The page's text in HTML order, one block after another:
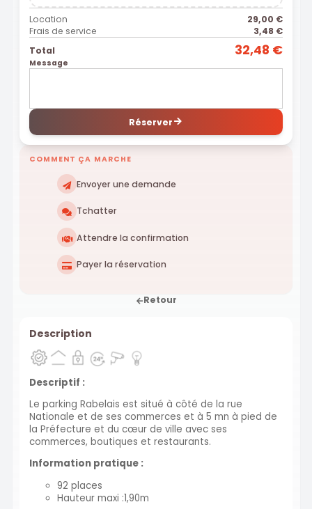
Location
29,00 €
Frais de service
3,48 €
Total
32,48 €
Message
Réserver
COMMENT ÇA MARCHE
Envoyer une demande
Tchatter
Attendre la confirmation
Payer la réservation
Retour
Description
Descriptif :
Le parking Rabelais est situé à côté de la rue
Nationale et de ses commerces et à 5 mn à pied de
la Préfecture et du cœur de ville avec ses
commerces, boutiques et restaurants.
Information pratique :
92 places
Hauteur maxi :1,90m